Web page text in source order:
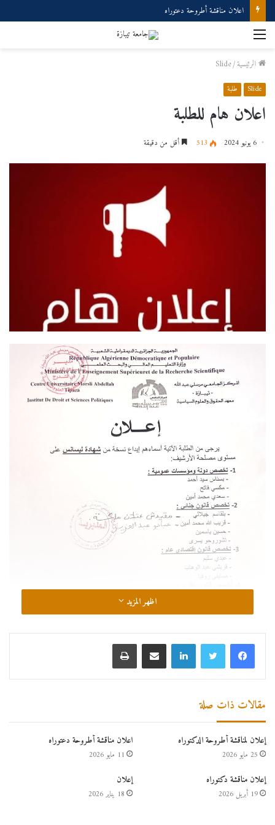
اعلان مناقشة أطروحة دعتوراه
القائمة
الرئيسية/
Slide
Slide طلبة
اعلان هام للطلبة
6 يونيو 2024 513 أقل من دقيقة
اظهر المزيد
لينكدإن مشاركة عبر البريد طباعة
مقالات ذات صلة
إعلان لمناقشة أطروحة الدكتوراه
25 مايو 2026
اعلان مناقشة أطروحة دعتوراه
11 مايو 2026
إعلان مناقشة دكتوراه
19 أبريل 2026
إعلان
18 يناير 2026